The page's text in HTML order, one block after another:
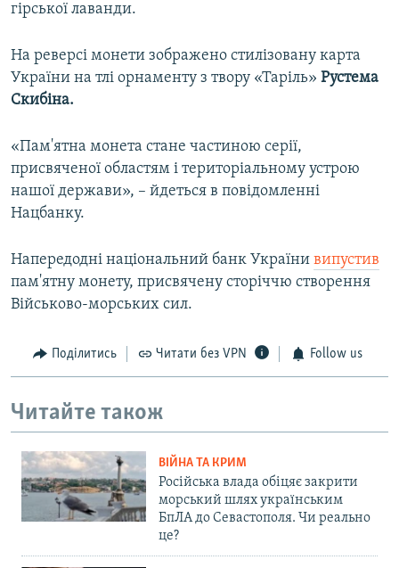
гірської лаванди.
На реверсі монети зображено стилізовану карта
України на тлі орнаменту з твору «Таріль» Рустема
Скибіна.
«Пам'ятна монета стане частиною серії,
присвяченої областям і територіальному устрою
нашої держави», – йдеться в повідомленні
Нацбанку.
Напередодні національний банк України випустив
пам'ятну монету, присвячену сторіччю створення
Військово-морських сил.
Поділитись Читати без VPN Follow us
Читайте також
ВІЙНА ТА КРИМ
Російська влада обіцяє закрити
морський шлях українським
БпЛА до Севастополя. Чи реально
це?